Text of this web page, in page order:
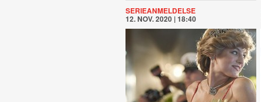
SERIEANMELDELSE
12. NOV. 2020 | 18:40